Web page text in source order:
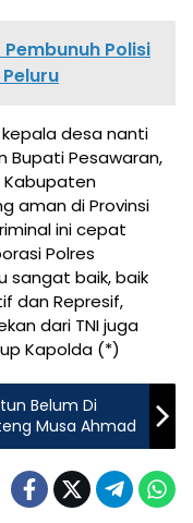
Polisi
desa nanti
Bupati Pesawaran,
Kabupaten
aman di Provinsi
ini cepat
Polres
sangat baik, baik
dan Represif,
dari TNI juga
Kapolda (*)
Belum Di
Musa Ahmad